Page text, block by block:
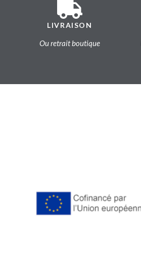
LIVRAISON
Ou retrait boutique